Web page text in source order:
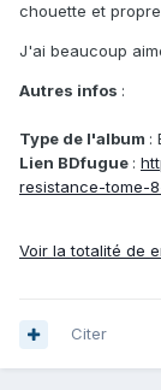
chouette et
J'ai beaucoup
Autres infos :
Type de l'album :
Lien BDfugue :
resistance-tome-
Voir la totalité de
Citer